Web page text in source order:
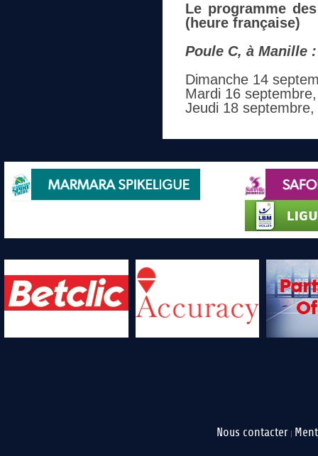
Le programme
(heure française)
Poule C, à Manille :
Dimanche 14
Mardi 16
Jeudi 18
Nous contacter |